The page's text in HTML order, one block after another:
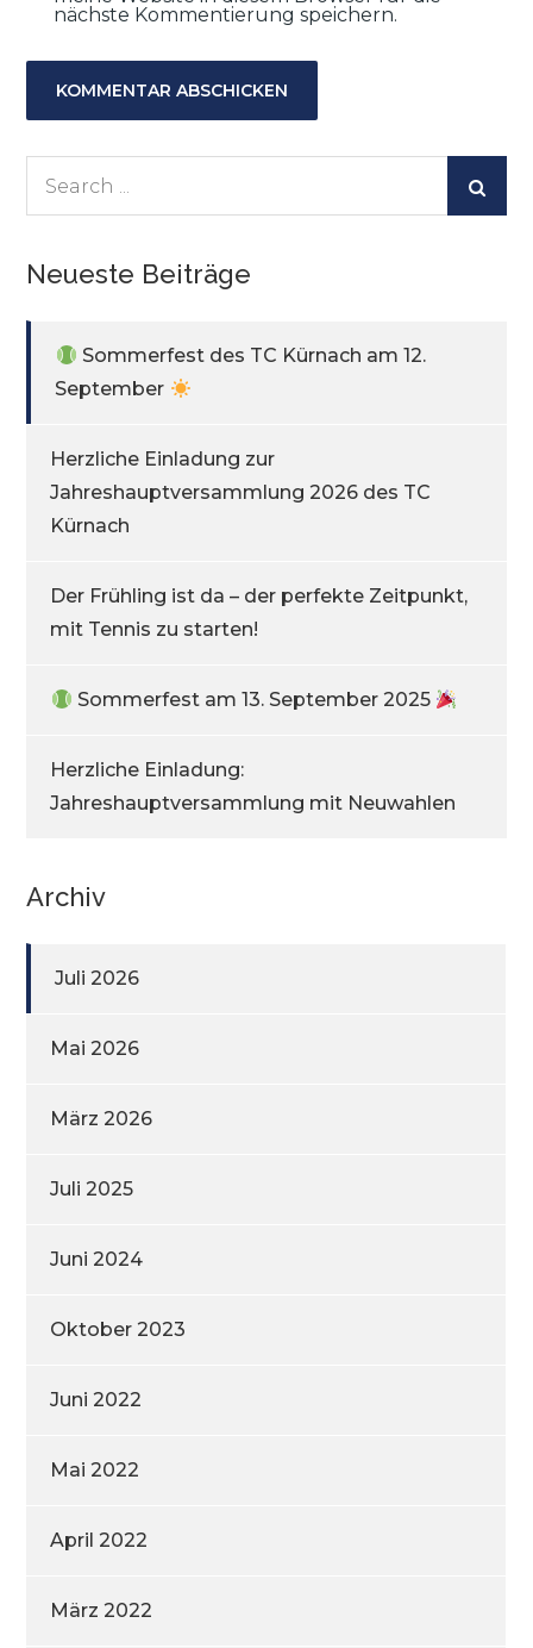
nächste Kommentierung speichern.
Neueste Beiträge
Sommerfest des TC Kürnach am 12.
September
Herzliche Einladung zur
Jahreshauptversammlung 2026 des TC
Kürnach
Der Frühling ist da – der perfekte Zeitpunkt,
mit Tennis zu starten!
Sommerfest am 13. September 2025
Herzliche Einladung:
Jahreshauptversammlung mit Neuwahlen
Archiv
Juli 2026
Mai 2026
März 2026
Juli 2025
Juni 2024
Oktober 2023
Juni 2022
Mai 2022
April 2022
März 2022